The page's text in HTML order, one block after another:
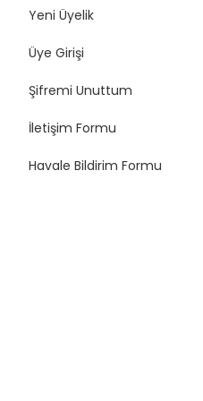
Yeni Üyelik
Üye Girişi
Şifremi Unuttum
İletişim Formu
Havale Bildirim Formu